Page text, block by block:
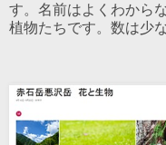
す。名前はよくわから
植物たちです。数は少